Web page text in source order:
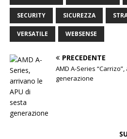
SECURITY SICUREZZA
VERSATILE WEBSENSE
PRECEDENTE
AMD A-Series
generazione